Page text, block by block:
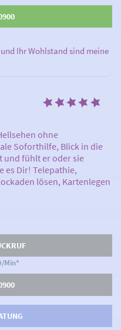
Ihr Wohlstand sind meine
ohne
Soforthilfe, Blick in die
und fühlt er oder sie
es Dir! Telepathie,
lösen, Kartenlegen
Min*